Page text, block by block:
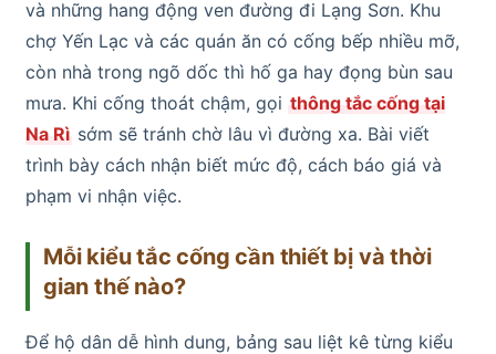
và những hang động ven đường đi Lạng Sơn. Khu
chợ Yến Lạc và các quán ăn có cống bếp nhiều mỡ,
còn nhà trong ngõ dốc thì hố ga hay đọng bùn sau
mưa. Khi cống thoát chậm, gọi thông tắc cống tại
Na Rì sớm sẽ tránh chờ lâu vì đường xa. Bài viết
trình bày cách nhận biết mức độ, cách báo giá và
phạm vi nhận việc.
Mỗi kiểu tắc cống cần thiết bị và thời
gian thế nào?
Để hộ dân dễ hình dung, bảng sau liệt kê từng kiểu